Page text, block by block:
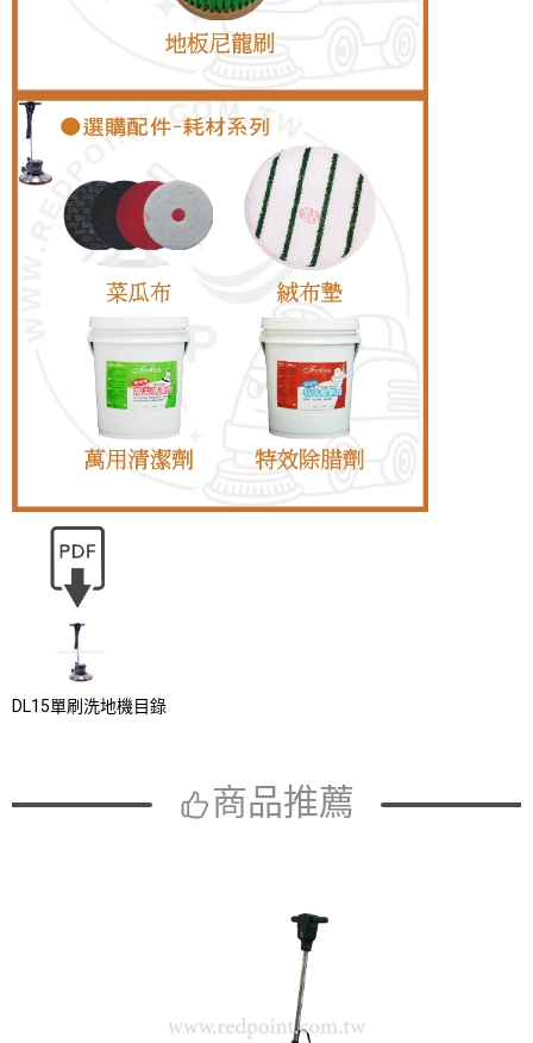
DL15單刷洗地機目錄
商品推薦